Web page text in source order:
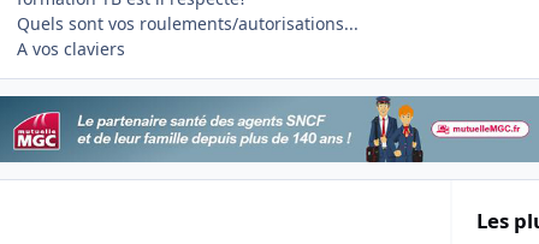
Quels sont vos roulements/autorisations...
A vos claviers
Les